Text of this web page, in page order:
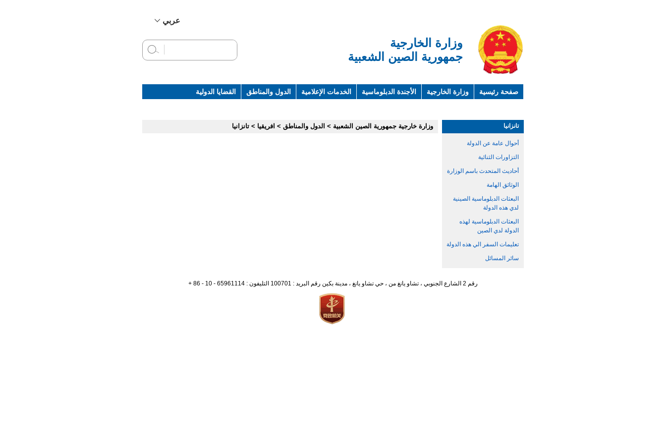
عربي
English
وزارة الخارجية
جمهورية الصين الشعبية
صفحة رئيسية وزارة الخارجية الأجندة الدبلوماسية الخدمات الإعلامية الدول والمناطق
القضايا الدولية
تانزانيا
أحوال عامة عن الدولة
التزاورات الثنائية
أحاديث المتحدث باسم الوزارة
الوثائق الهامة
البعثات الدبلوماسية الصينية
لدي هذه الدولة
البعثات الدبلوماسية لهذه
الدولة لدي الصين
تعليمات السفر الي هذه الدولة
سائر المسائل
وزارة خارجية جمهورية الصين الشعبية > الدول والمناطق > افريقيا > تانزانيا
رقم 2 الشارع الجنوبي ، تشاو يانغ من ، حي تشاو يانغ ، مدينة بكين رقم البريد : 100701 التليفون : 65961114 - 10 - 86 +